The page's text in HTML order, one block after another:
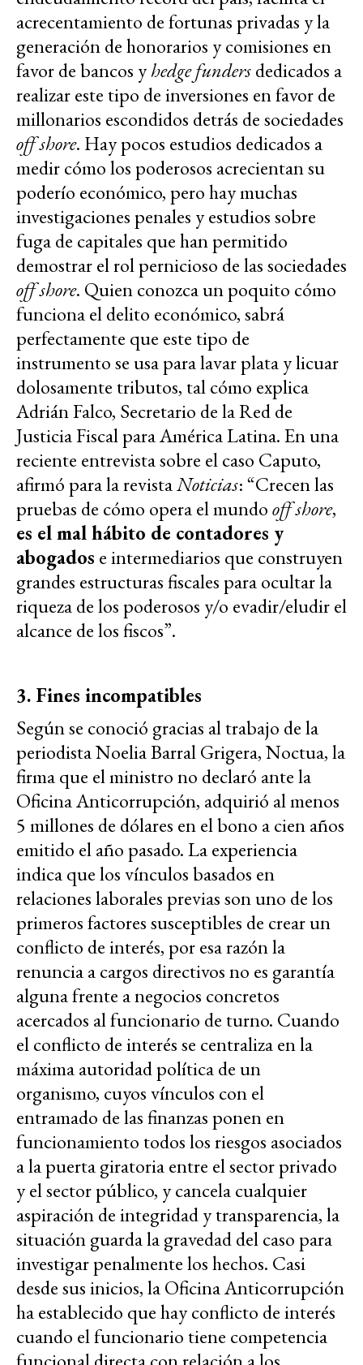
acrecentamiento de fortunas privadas y la
generación de honorarios y comisiones en
favor de bancos yhedge fundersdedicados a
realizar este tipo de inversiones en favor de
millonarios escondidos detrás de sociedades
off shore. Hay pocos estudios dedicados a
medir cómo los poderosos acrecientan su
poderío económico, pero hay muchas
investigaciones penales y estudios sobre
fuga de capitales que han permitido
demostrar el rol pernicioso de las sociedades
off shore. Quien conozca un poquito cómo
funciona el delito económico, sabrá
perfectamente que este tipo de
instrumento se usa para lavar plata y licuar
dolosamente tributos, tal cómo explica
Adrián Falco, Secretario de la Red de
Justicia Fiscal para América Latina. En una
reciente entrevista sobre el caso Caputo,
afirmó para la revistaNoticias: “Crecen las
pruebas de cómo opera el mundooff shore,
es el mal hábito de contadores y
abogados e intermediarios que construyen
grandes estructuras fiscales para ocultar la
riqueza de los poderosos y/o evadir/eludir el
alcance de los fiscos”.
3. Fines incompatibles
Según se conoció gracias al trabajo de la
periodista Noelia Barral Grigera, Noctua, la
firma que el ministro no declaró ante la
Oficina Anticorrupción, adquirió al menos
5 millones de dólares en el bono a cien años
emitido el año pasado. La experiencia
indica que los vínculos basados en
relaciones laborales previas son uno de los
primeros factores susceptibles de crear un
conflicto de interés, por esa razón la
renuncia a cargos directivos no es garantía
alguna frente a negocios concretos
acercados al funcionario de turno. Cuando
el conflicto de interés se centraliza en la
máxima autoridad política de un
organismo, cuyos vínculos con el
entramado de las finanzas ponen en
funcionamiento todos los riesgos asociados
a la puerta giratoria entre el sector privado
y el sector público, y cancela cualquier
aspiración de integridad y transparencia, la
situación guarda la gravedad del caso para
investigar penalmente los hechos. Casi
desde sus inicios, la Oficina Anticorrupción
ha establecido que hay conflicto de interés
cuando el funcionario tiene competencia